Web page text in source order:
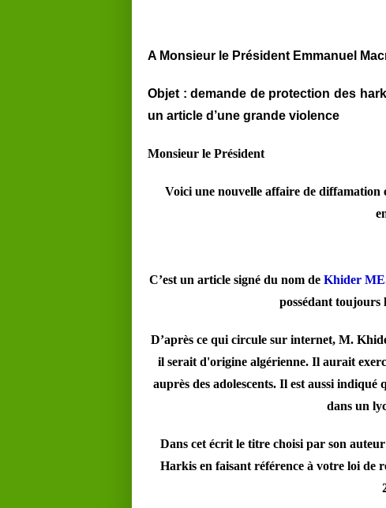
A Monsieur le Président Emmanuel
Objet : demande de protection des
un article d’une grande violence
Monsieur le Président
Voici une nouvelle affaire de diffamation
C’est un article signé du nom de Khider
possédant toujours
D’après ce qui circule sur internet, M.
il serait d'origine algérienne. Il aurait
auprès des adolescents. Il est aussi
dans un
Dans cet écrit le titre choisi par son
Harkis en faisant référence à votre loi de